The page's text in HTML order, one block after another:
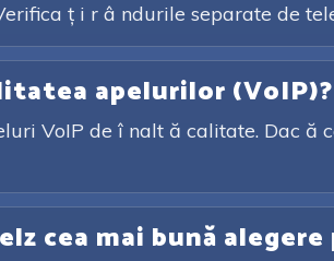
ț i r â ndurile separate de
apelurilor (VoIP)?
VoIP de î nalt ă calitate. Dac
cea mai bună